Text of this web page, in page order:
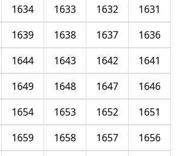
1631
1632
1633
1634
1636
1637
1638
1639
1641
1642
1643
1644
1646
1647
1648
1649
1651
1652
1653
1654
1656
1657
1658
1659